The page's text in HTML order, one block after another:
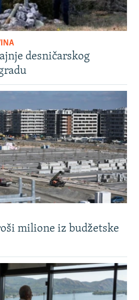
desničarskog
milione iz budžetske